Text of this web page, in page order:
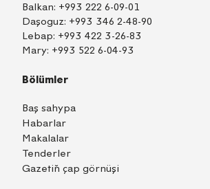
Balkan: +993 222 6-09-01
Daşoguz: +993 346 2-48-90
Lebap: +993 422 3-26-83
Mary: +993 522 6-04-93
Bölümler
Baş sahypa
Habarlar
Makalalar
Tenderler
Gazetiň çap görnüşi